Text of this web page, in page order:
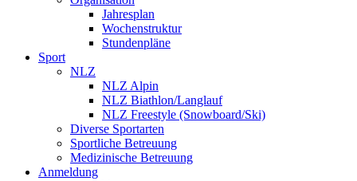
Jahresplan
Wochenstruktur
Stundenpläne
Sport
NLZ
NLZ Alpin
NLZ Biathlon/Langlauf
NLZ Freestyle (Snowboard/Ski)
Diverse Sportarten
Sportliche Betreuung
Medizinische Betreuung
Anmeldung